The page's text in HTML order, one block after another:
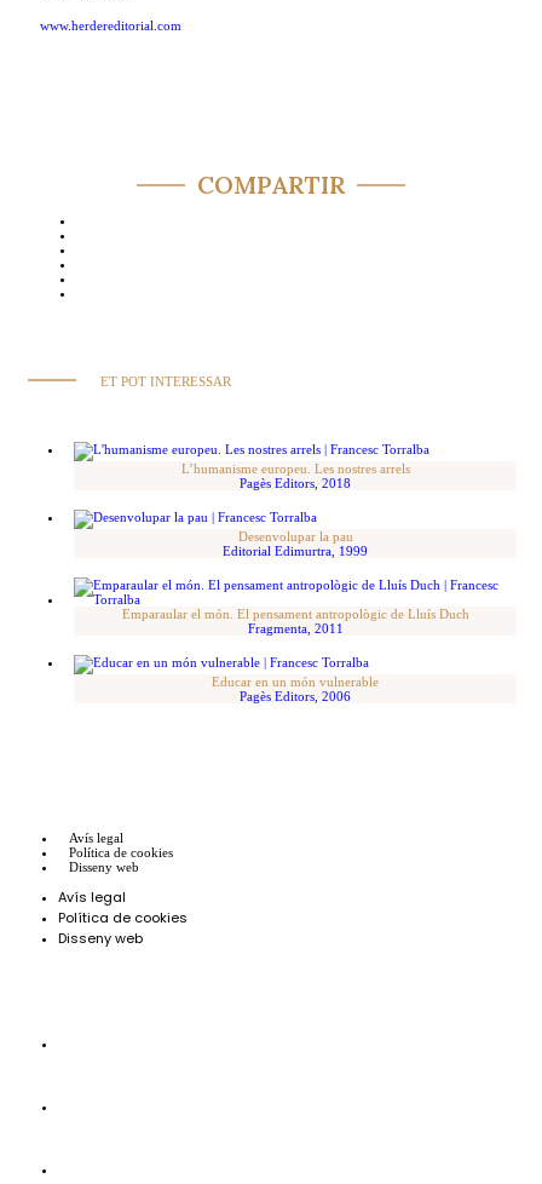
www.herdereditorial.com
COMPARTIR
ET POT INTERESSAR
L’humanisme europeu. Les nostres arrels
Pagès Editors, 2018
Desenvolupar la pau
Editorial Edimurtra, 1999
Emparaular el món. El pensament antropològic de Lluís Duch
Fragmenta, 2011
Educar en un món vulnerable
Pagès Editors, 2006
Avís legal
Política de cookies
Disseny web
Avís legal
Política de cookies
Disseny web